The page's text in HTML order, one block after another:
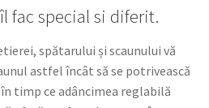
fac special si diferit.
spătarului și scaunului vă
astfel încât să se potrivească
timp ce adâncimea reglabilă